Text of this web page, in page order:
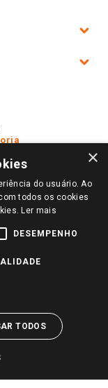
×
do usuário. Ao
todos os cookies
Ler mais
DESEMPENHO
TODOS